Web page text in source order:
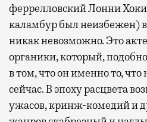
феррелловский Лонни
каламбур был неизбежен) в
никак невозможно. Это
органики, который,
в том, что он именно то,
сейчас. В эпоху расцвета
ужасов, кринж-комедий и